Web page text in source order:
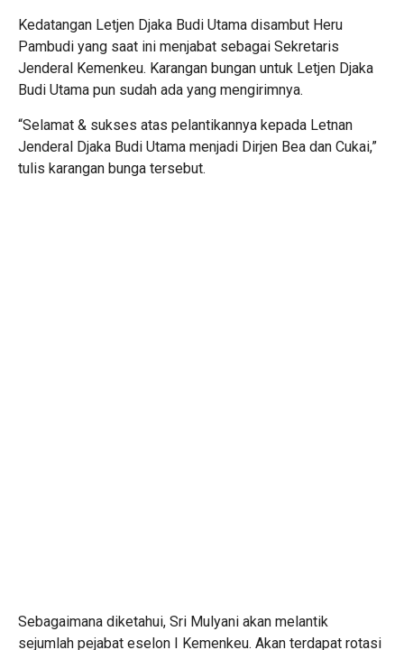
Kedatangan Letjen Djaka Budi Utama disambut Heru
Pambudi yang saat ini menjabat sebagai Sekretaris
Jenderal Kemenkeu. Karangan bungan untuk Letjen Djaka
Budi Utama pun sudah ada yang mengirimnya.
“Selamat & sukses atas pelantikannya kepada Letnan
Jenderal Djaka Budi Utama menjadi Dirjen Bea dan Cukai,”
tulis karangan bunga tersebut.
Sebagaimana diketahui, Sri Mulyani akan melantik
sejumlah pejabat eselon I Kemenkeu. Akan terdapat rotasi